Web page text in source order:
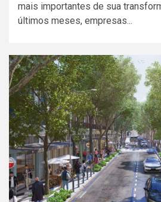
mais importantes de sua
últimos meses, empresas...